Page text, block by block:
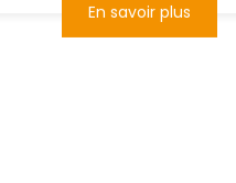
En savoir plus